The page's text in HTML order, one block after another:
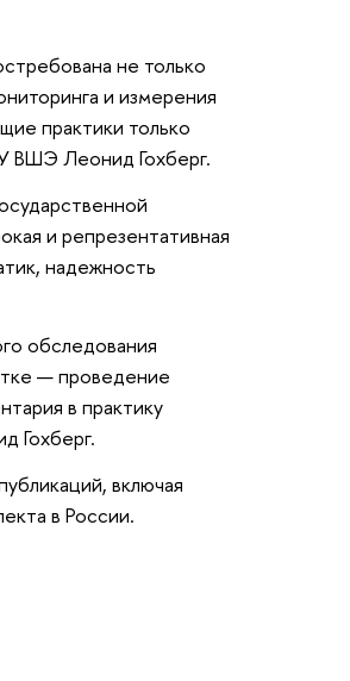
не только
и измерения
практики только
ВШЭ Леонид Гохберг.
и репрезентативная
надежность
обследования
— проведение
в практику
Гохберг.
включая
в России.